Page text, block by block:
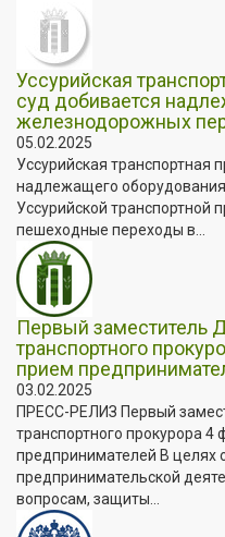
️Уссурийская
суд добивается
железнодорожных
05.02.2025
️Уссурийская транспортная
надлежащего
Уссурийской транспортной
пешеходные переходы в...
Первый заместитель
транспортного
прием
03.02.2025
ПРЕСС-РЕЛИЗ Первый
транспортного прокурора
предпринимателей В целях
предпринимательской
вопросам, защиты...